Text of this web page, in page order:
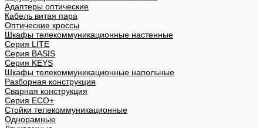
Адаптеры оптические
Кабель витая пара
Оптические кроссы
Шкафы телекоммуникационные настенные
Cерия LITE
Cерия BASIS
Cерия KEYS
Шкафы телекоммуникационные напольные
Разборная конструкция
Сварная конструкция
Серия ECO+
Стойки телекоммуникационные
Однорамные